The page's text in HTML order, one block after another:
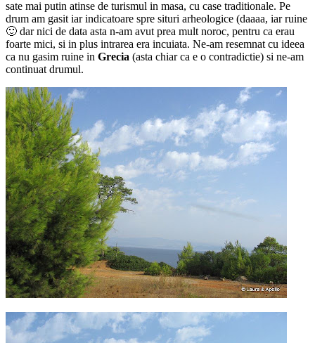
sate mai putin atinse de turismul in masa, cu case traditionale. Pe
drum am gasit iar indicatoare spre situri arheologice (daaaa, iar ruine
🙂 dar nici de data asta n-am avut prea mult noroc, pentru ca erau
foarte mici, si in plus intrarea era incuiata. Ne-am resemnat cu ideea
ca nu gasim ruine in Grecia (asta chiar ca e o contradictie) si ne-am
continuat drumul.